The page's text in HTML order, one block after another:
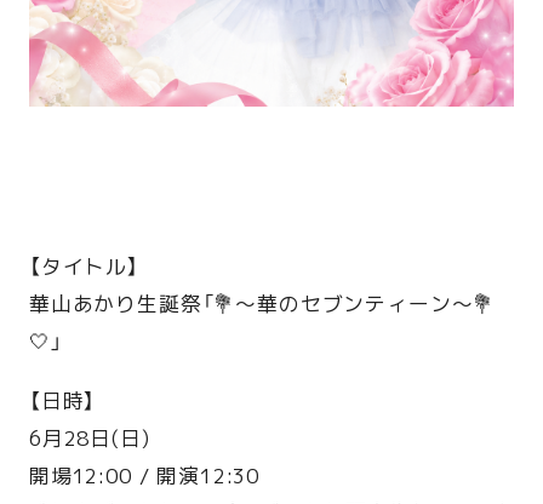
【タイトル】
華山あかり生誕祭「💐‎〜華のセブンティーン〜💐‎
🤍」
【日時】
6月28日(日)
開場12:00 / 開演12:30